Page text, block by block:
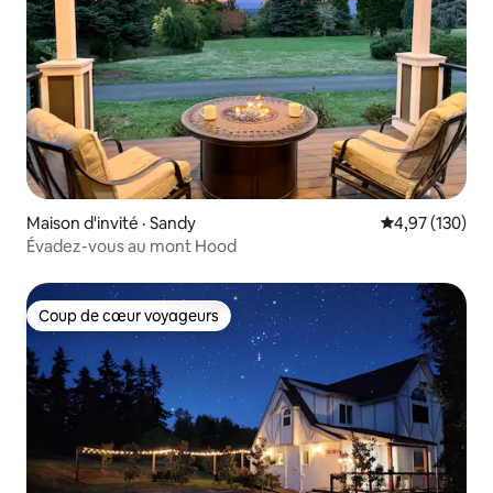
Maison d'invité · Sandy Note
4,97 (130)
Évadez-vous au mont Hood
Coup de cœur voyageurs
Coup de cœur voyageurs